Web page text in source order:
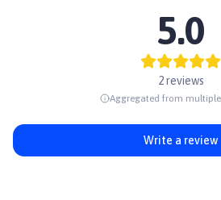
Dây thừng bền bỉ, an toàn cho thú cưng
Dây Thắt 3 Đầu: 45x5,5x4,5cm
Đưa đồ chơi cho chó cắn gặm hoặc hoặc
Nên giám sát chó trong quá trình chơi để
5.0
2 reviews
Aggregated from
Write a review